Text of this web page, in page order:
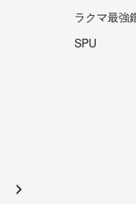
ラクマ最強
SPU